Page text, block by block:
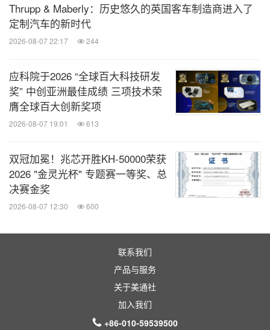
Thrupp & Maberly：历史悠久的英国客车制造商进入了
定制汽车的新时代
2026-08-07 22:17 244
应科院于2026 “全球百大科技研发
奖” 中创亚洲最佳成绩 三项技术荣
膺全球百大创新奖项
2026-08-07 19:01 613
双冠加冕！兆芯开胜KH‑50000荣获
2026 "金灵光杯" 专题赛一等奖、总
决赛金奖
2026-08-07 12:30 600
联系我们
产品与服务
关于美通社
加入我们
+86-010-59539500